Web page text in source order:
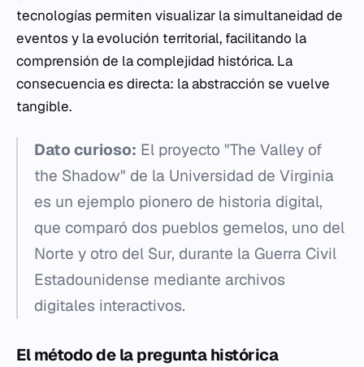
tecnologías permiten visualizar la simultaneidad de
eventos y la evolución territorial, facilitando la
comprensión de la complejidad histórica. La
consecuencia es directa: la abstracción se vuelve
tangible.
Dato curioso: El proyecto "The Valley of
the Shadow" de la Universidad de Virginia
es un ejemplo pionero de historia digital,
que comparó dos pueblos gemelos, uno del
Norte y otro del Sur, durante la Guerra Civil
Estadounidense mediante archivos
digitales interactivos.
El método de la pregunta histórica